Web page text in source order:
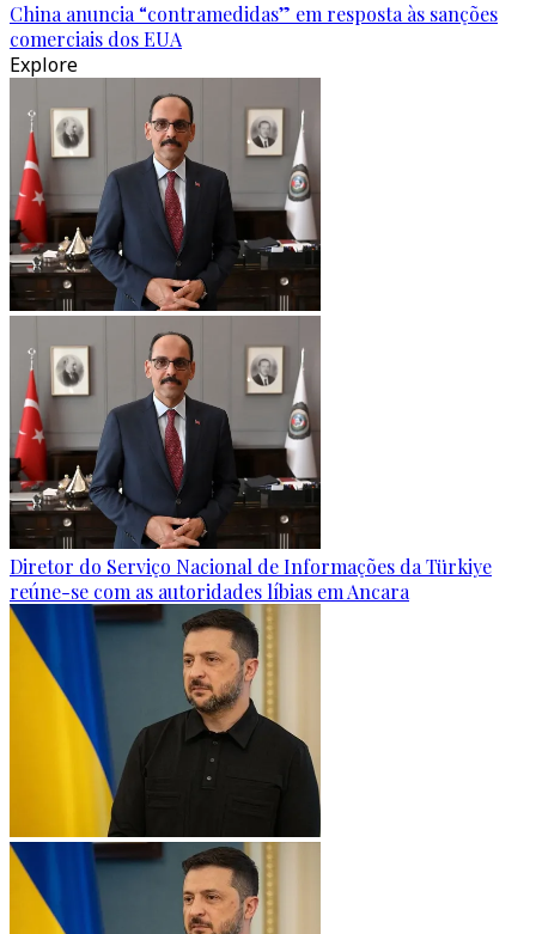
China anuncia “contramedidas” em resposta às sanções
comerciais dos EUA
Explore
Diretor do Serviço Nacional de Informações da Türkiye
reúne-se com as autoridades líbias em Ancara